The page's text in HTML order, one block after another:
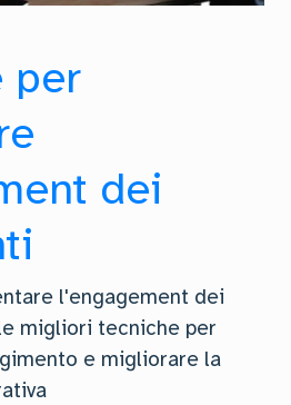
per
dei
l'engagement dei
migliori tecniche per
e migliorare la